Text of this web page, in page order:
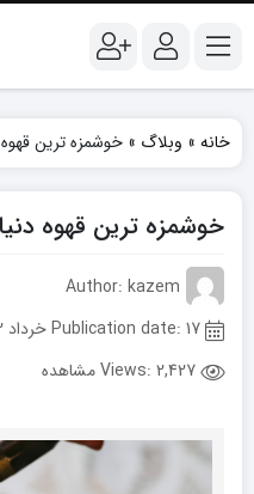
خانه » وبلاگ » خوشمزه ترین قهوه
خوشمزه ترین قهوه دنیا
Author: kazem
2,427 مشاهده